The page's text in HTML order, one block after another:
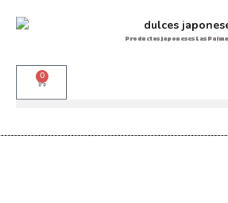
Productos japoneses Las
0